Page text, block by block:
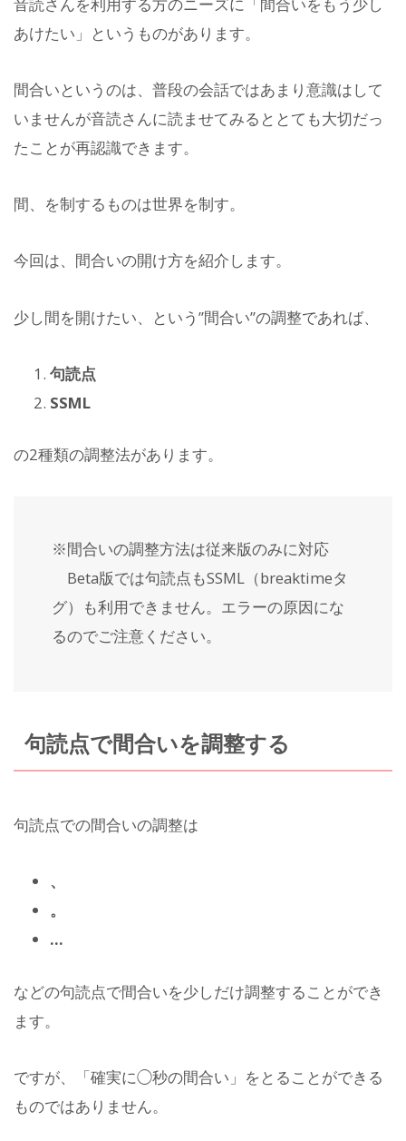
あけたい」というものがあります。
間合いというのは、普段の会話ではあまり意識はして
いませんが音読さんに読ませてみるととても大切だっ
たことが再認識できます。
間、を制するものは世界を制す。
今回は、間合いの開け方を紹介します。
少し間を開けたい、という”間合い”の調整であれば、
句読点
SSML
の2種類の調整法があります。
※間合いの調整方法は従来版のみに対応
Beta版では句読点もSSML（breaktimeタ
グ）も利用できません。エラーの原因にな
るのでご注意ください。
句読点で間合いを調整する
句読点での間合いの調整は
、
。
…
などの句読点で間合いを少しだけ調整することができ
ます。
ですが、「確実に◯秒の間合い」をとることができる
ものではありません。